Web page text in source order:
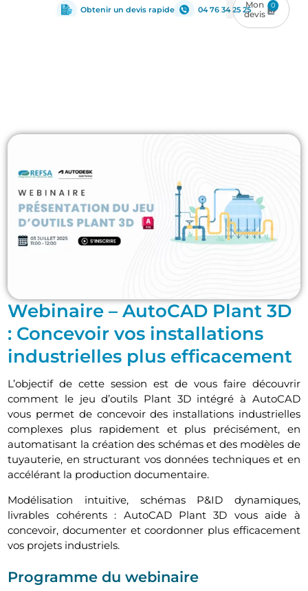
Obtenir un devis rapide 04 76 34 25 25 0
MEP
Webinaire – AutoCAD Plant 3D
: Concevoir vos installations
industrielles plus efficacement
L’objectif de cette session est de vous faire découvrir
comment le jeu d’outils Plant 3D intégré à AutoCAD
vous permet de concevoir des installations industrielles
complexes plus rapidement et plus précisément, en
automatisant la création des schémas et des modèles de
tuyauterie, en structurant vos données techniques et en
accélérant la production documentaire.
Modélisation intuitive, schémas P&ID dynamiques,
livrables cohérents : AutoCAD Plant 3D vous aide à
concevoir, documenter et coordonner plus efficacement
vos projets industriels.
Programme du webinaire